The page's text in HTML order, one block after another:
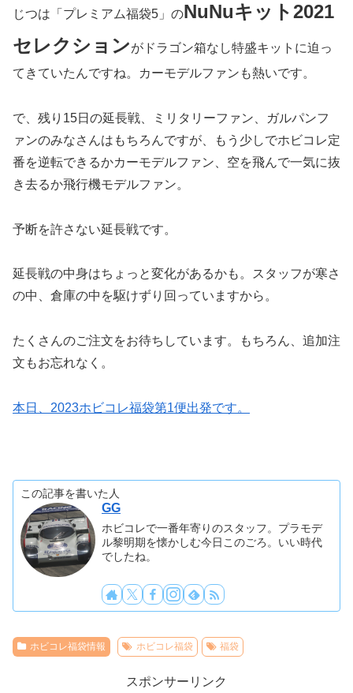
じつは「プレミアム福袋5」のNuNuキット2021
セレクションがドラゴン箱なし特盛キットに迫っ
てきていたんですね。カーモデルファンも熱いです。
で、残り15日の延長戦、ミリタリーファン、ガルパンフ
ァンのみなさんはもちろんですが、もう少しでホビコレ定
番を逆転できるかカーモデルファン、空を飛んで一気に抜
き去るか飛行機モデルファン。
予断を許さない延長戦です。
延長戦の中身はちょっと変化があるかも。スタッフが寒さ
の中、倉庫の中を駆けずり回っていますから。
たくさんのご注文をお待ちしています。もちろん、追加注
文もお忘れなく。
本日、2023ホビコレ福袋第1便出発です。
この記事を書いた人
GG
ホビコレで一番年寄りのスタッフ。プラモデ
ル黎明期を懐かしむ今日このごろ。いい時代
でしたね。
ホビコレ福袋情報 ホビコレ福袋 福袋
スポンサーリンク